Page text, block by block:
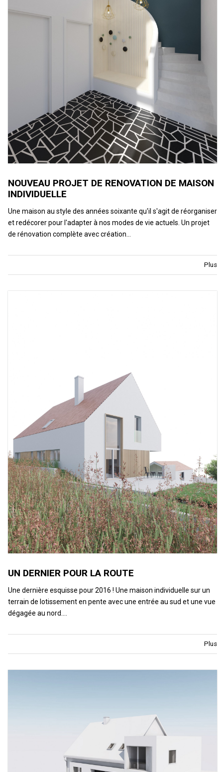
NOUVEAU PROJET DE RENOVATION DE MAISON
INDIVIDUELLE
Une maison au style des années soixante qu'il s'agit de réorganiser
et redécorer pour l'adapter à nos modes de vie actuels. Un projet
de rénovation complète avec création…
Plus
UN DERNIER POUR LA ROUTE
Une dernière esquisse pour 2016 ! Une maison individuelle sur un
terrain de lotissement en pente avec une entrée au sud et une vue
dégagée au nord.…
Plus